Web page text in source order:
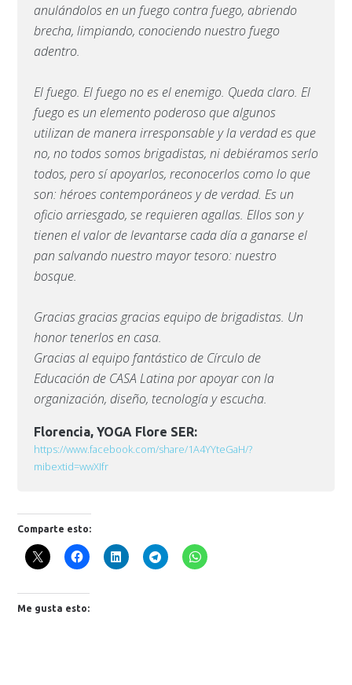
anulándolos en un fuego contra fuego, abriendo
brecha, limpiando, conociendo nuestro fuego
adentro.
El fuego. El fuego no es el enemigo. Queda claro. El
fuego es un elemento poderoso que algunos
utilizan de manera irresponsable y la verdad es que
no, no todos somos brigadistas, ni debiéramos serlo
todos, pero sí apoyarlos, reconocerlos como lo que
son: héroes contemporáneos y de verdad. Es un
oficio arriesgado, se requieren agallas. Ellos son y
tienen el valor de levantarse cada día a ganarse el
pan salvando nuestro mayor tesoro: nuestro
bosque.
Gracias gracias gracias equipo de brigadistas. Un
honor tenerlos en casa.
Gracias al equipo fantástico de Círculo de
Educación de CASA Latina por apoyar con la
organización, diseño, tecnología y escucha.
Florencia, YOGA Flore SER:
https://www.facebook.com/share/1A4YYteGaH/?
mibextid=wwXIfr
Comparte esto:
Me gusta esto: